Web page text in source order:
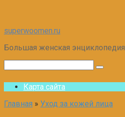
Перейти
контенту
superwoomen.ru
Большая женская энциклопедия
Карта сайта
Главная » Уход за кожей лица